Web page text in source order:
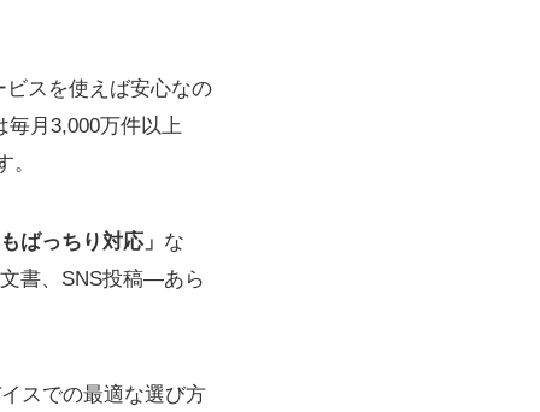
スを使えば安心なの
月3,000万件以上
ばっちり対応」 な
書、SNS投稿―あら
スでの最適な選び方